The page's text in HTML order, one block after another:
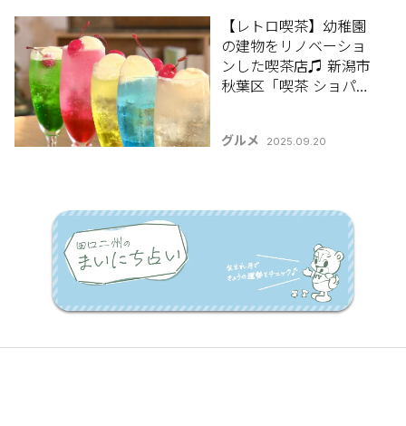
【レトロ喫茶】幼稚園
の建物をリノベーショ
ンした喫茶店♫ 新潟市
秋葉区「喫茶 ショパ
グルメ 2025.09.20